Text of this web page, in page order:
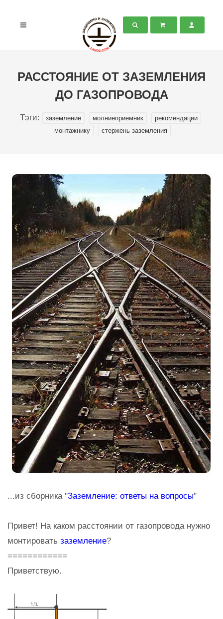
РАССТОЯНИЕ ОТ ЗАЗЕМЛЕНИЯ
ДО ГАЗОПРОВОДА
Тэги: заземление молниеприемник
рекомендации
монтажнику
стержень заземления
...из сборника "Заземление: ответы на вопросы"
Привет! На каком расстоянии от газопровода нужно
монтировать заземление?
============
Приветствую.